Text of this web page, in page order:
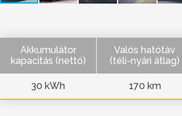
Akkumulátor
kapacitás (nettó)
Valós hatótáv
(téli-nyári átlag)
30 kWh 170 km